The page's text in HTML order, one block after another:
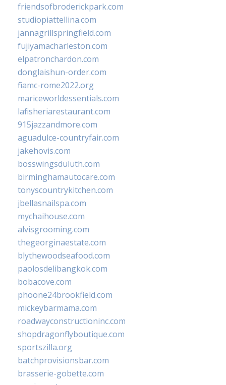
friendsofbroderickpark.com
studiopiattellina.com
jannagrillspringfield.com
fujiyamacharleston.com
elpatronchardon.com
donglaishun-order.com
fiamc-rome2022.org
mariceworldessentials.com
lafisheriarestaurant.com
915jazzandmore.com
aguadulce-countryfair.com
jakehovis.com
bosswingsduluth.com
birminghamautocare.com
tonyscountrykitchen.com
jbellasnailspa.com
mychaihouse.com
alvisgrooming.com
thegeorginaestate.com
blythewoodseafood.com
paolosdelibangkok.com
bobacove.com
phoone24brookfield.com
mickeybarmama.com
roadwayconstructioninc.com
shopdragonflyboutique.com
sportszilla.org
batchprovisionsbar.com
brasserie-gobette.com